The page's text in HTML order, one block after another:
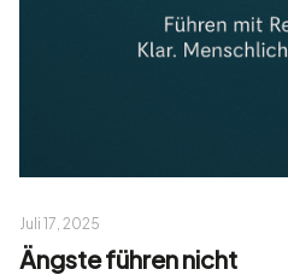
Juli 17, 2025
Ängste führen nicht